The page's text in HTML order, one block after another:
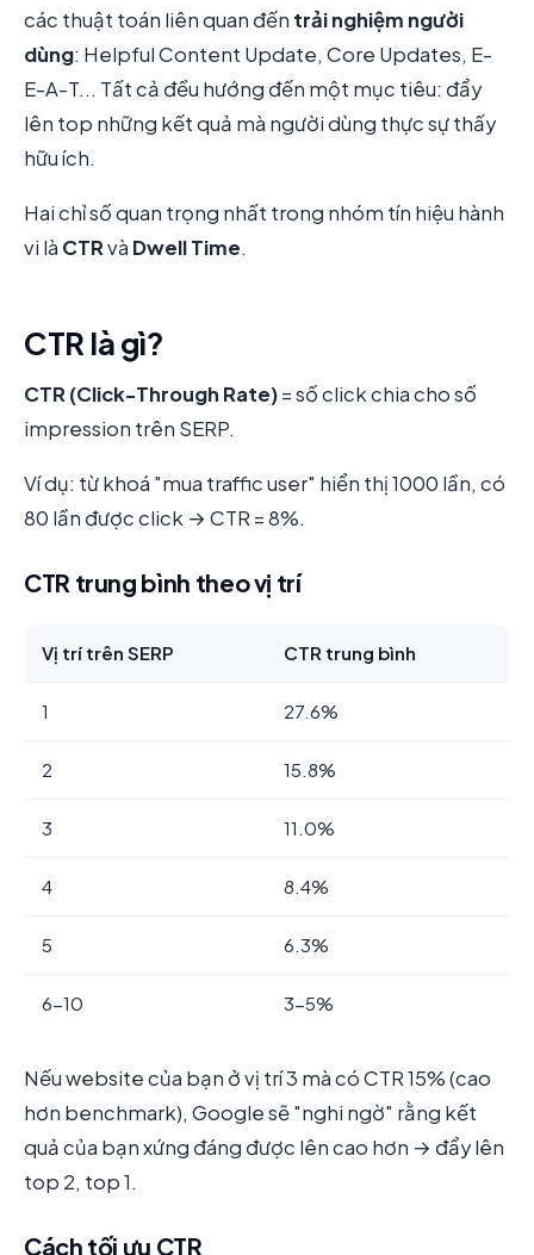
các thuật toán liên quan đến trải nghiệm người
dùng: Helpful Content Update, Core Updates, E-
E-A-T... Tất cả đều hướng đến một mục tiêu: đẩy
lên top những kết quả mà người dùng thực sự thấy
hữu ích.
Hai chỉ số quan trọng nhất trong nhóm tín hiệu hành
vi là CTRvà Dwell Time.
CTR là gì?
CTR (Click-Through Rate)= số click chia cho số
impression trên SERP.
Ví dụ: từ khoá "mua traffic user" hiển thị 1000 lần, có
80 lần được click → CTR = 8%.
CTR trung bình theo vị trí
Vị trí trên SERP CTR trung bình
1 27.6%
2 15.8%
3 11.0%
4 8.4%
5 6.3%
6-10 3-5%
Nếu website của bạn ở vị trí 3 mà có CTR 15% (cao
hơn benchmark), Google sẽ "nghi ngờ" rằng kết
quả của bạn xứng đáng được lên cao hơn → đẩy lên
top 2, top 1.
Cách tối ưu CTR